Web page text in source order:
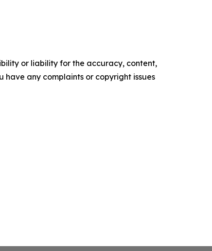
or liability for the accuracy, content,
any complaints or copyright issues